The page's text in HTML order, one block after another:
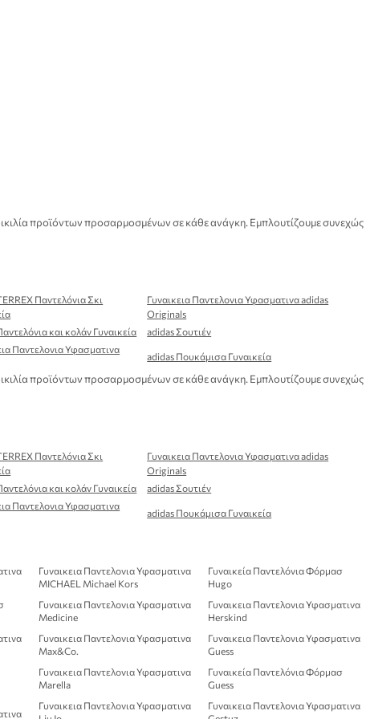
προϊόντων προσαρμοσμένων σε κάθε ανάγκη. Εμπλουτίζουμε συνεχώς
Παντελόνια Σκι
Γυναικεια Παντελονια Υφασματινα adidas
Originals
και κολάν Γυναικεία adidas Σουτιέν
Παντελονια Υφασματινα
adidas Πουκάμισα Γυναικεία
προϊόντων προσαρμοσμένων σε κάθε ανάγκη. Εμπλουτίζουμε συνεχώς
Παντελόνια Σκι
Γυναικεια Παντελονια Υφασματινα adidas
Originals
και κολάν Γυναικεία adidas Σουτιέν
Παντελονια Υφασματινα
adidas Πουκάμισα Γυναικεία
Γυναικεια Παντελονια Υφασματινα
MICHAEL Michael Kors
Γυναικεια Παντελονια Υφασματινα
Medicine
Γυναικεια Παντελονια Υφασματινα
Max&Co.
Γυναικεια Παντελονια Υφασματινα
Marella
Γυναικεια Παντελονια Υφασματινα
Γυναικεία Παντελόνια Φόρμασ
Hugo
Γυναικεια Παντελονια Υφασματινα
Herskind
Γυναικεια Παντελονια Υφασματινα
Guess
Γυναικεία Παντελόνια Φόρμασ
Guess
Γυναικεια Παντελονια Υφασματινα